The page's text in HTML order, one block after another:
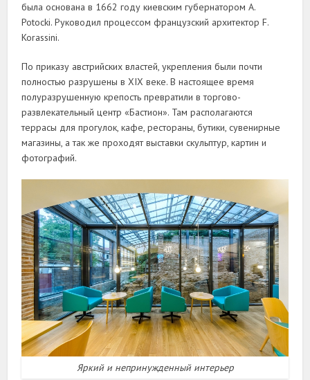
была основана в 1662 году киевским губернатором A.
Potocki. Руководил процессом французский архитектор F.
Korassini.
По приказу австрийских властей, укрепления были почти
полностью разрушены в XIX веке. В настоящее время
полуразрушенную крепость превратили в торгово-
развлекательный центр «Бастион». Там располагаются
террасы для прогулок, кафе, рестораны, бутики, сувенирные
магазины, а так же проходят выставки скульптур, картин и
фотографий.
Яркий и непринужденный интерьер